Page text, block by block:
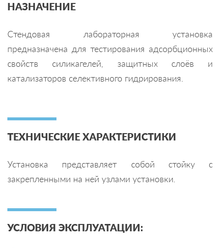
НАЗНАЧЕНИЕ
Стендовая лабораторная установка
предназначена для тестирования адсорбционных
свойств силикагелей, защитных слоёв и
катализаторов селективного гидрирования.
ТЕХНИЧЕСКИЕ ХАРАКТЕРИСТИКИ
Установка представляет собой стойку с
закрепленными на ней узлами установки.
УСЛОВИЯ ЭКСПЛУАТАЦИИ: